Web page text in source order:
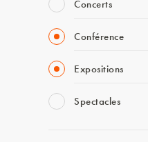
Concerts
Conférence
Expositions
Spectacles